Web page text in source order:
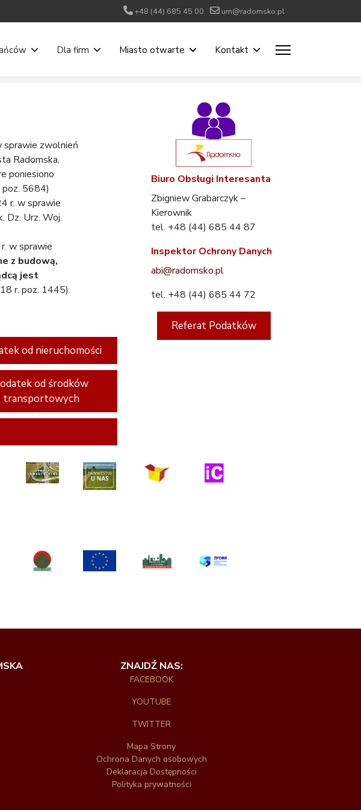
+48 (44) 685 45 00 um@radomsko.pl
Dla firm Miasto otwarte Kontakt
sprawie zwolnień
Radomska,
poniesiono
poz. 5684)
r. w sprawie
Dz. Urz. Woj.
w sprawie
z budową,
jest
r. poz. 1445).
od nieruchomości
od środków
transportowych
Biuro Obsługi Interesanta
Zbigniew Grabarczyk –
Kierownik
tel. +48 (44) 685 44 87
Inspektor Ochrony Danych
abi@radomsko.pl
tel. +48 (44) 685 44 72
Referat Podatków
ZNAJDŹ NAS:
FACEBOOK
YOUTUBE
TWITTER
Mapa Strony
Ochrona Danych osobowych
Deklaracja Dostępności
Polityka prywatności